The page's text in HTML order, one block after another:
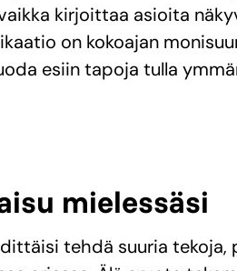
kirjoittaa asioita
on kokoajan
esiin tapoja tulla
mielessäsi
tehdä suuria